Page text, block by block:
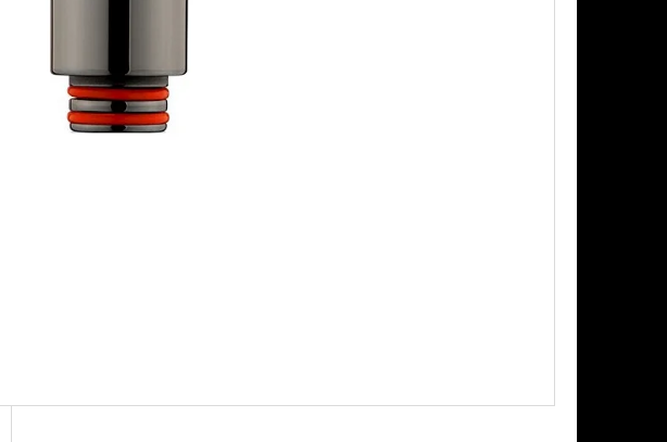
ELF BAR ELFA PODS CARTRIDGE
2PACK KIWI PASSION FRUIT GUAVA
20MG